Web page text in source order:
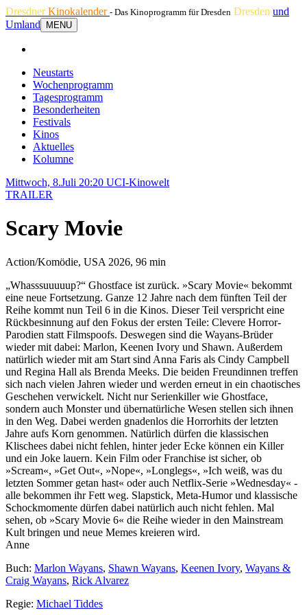
DresdnerKinokalender - Das Kinoprogramm für Dresden Dresden und
Umland
MENU
Neustarts
Wochenprogramm
Tagesprogramm
Besonderheiten
Festivals
Kinos
Aktuelles
Kolumne
Mittwoch, 8.Juli 20:20 UCI-Kinowelt
TRAILER
Scary Movie
Action/Komödie, USA 2026, 96 min
„Whasssuuuuup?“ Ghostface ist zurück. »Scary Movie« bekommt
eine neue Fortsetzung. Ganze 12 Jahre nach dem fünften Teil der
Reihe kommt nun Teil 6 in die Kinos. Dieser Teil verspricht eine
Rückbesinnung auf den Fokus der ersten Teile: Clevere Horror-
Parodien statt Filmspoofs. Deswegen sind die Wayans-Brüder
wieder mit dabei: Marlon, Keenen Ivory und Shawn. Außerdem
natürlich wieder mit am Start sind Anna Faris als Cindy Campbell
und Regina Hall als Brenda Meeks. Die beiden Freundinnen treffen
sich nach vielen Jahren wieder und werden erneut in ein chaotisches
Geschehen verwickelt. Nicht nur Serienkiller wie Ghostface,
sondern auch Monster und übernatürliche Wesen stellen sich ihnen
in den Weg. Dabei werden gnadenlos die Horrorhits der letzten
Jahre aufs Korn genommen. Natürlich dürfen die klassischen
Klischees dabei nicht fehlen, hinter jeder Ecke können ein Killer
und ein Joke lauern. Kein Film oder Franchise ist sicher, ob
»Scream«, »Get Out«, »Nope«, »Longlegs«, »Ich weiß, was du
letzten Sommer getan hast« oder auch Netflix-Serie »Wednesday« -
alle bekommen ihr Fett weg. Slapstick, Meta-Humor und klassische
Schockmomente dürfen dabei natürlich auch nicht fehlen. Mal
sehen, ob »Scary Movie 6« die Reihe wieder in den Mainstream
Kult bringen und neue Memes kreieren wird.
Anne
Buch: Marlon Wayans, Shawn Wayans, Keenen Ivory, Wayans &
Craig Wayans, Rick Alvarez
Regie: Michael Tiddes